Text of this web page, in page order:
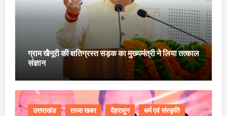
ग्राम खैनूरी की क्षतिग्रस्त सड़क का मुख्यमंत्री ने लिया तत्काल
संज्ञान
उत्तराखंड ताजा खबर देहरादून
धर्म एवं संस्कृति